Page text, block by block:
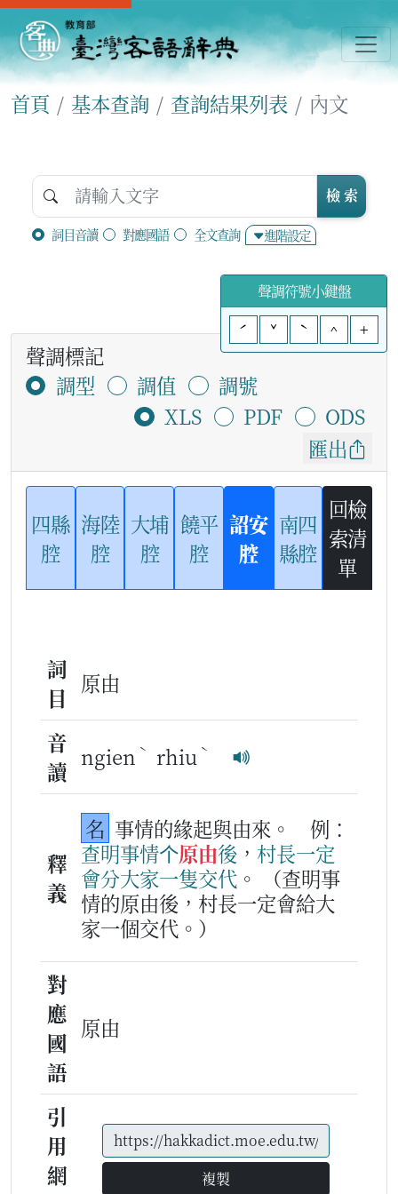
首頁 基本查詢 查詢結果列表 內文
詞目音讀 對應國語 全文查詢 進階設定
檢 索
聲調符號小鍵盤
ˊ
ˇ ˋ ^ +
聲調標記
調型
調值
調號
XLS
PDF
ODS
匯出
四縣
腔
海陸
腔
大埔
腔
饒平
腔
詔安
腔
南四
縣腔
回檢
索清
單
詞
目
原由
音
讀
ngien ˋ rhiu ˋ
釋
義
名 事情的緣起與由來。
例：
查明事情个原由後 ， 村長一定
會分大家一隻交代 。
（查明事
情的原由後，村長一定會給大
家一個交代。）
對
應
國
語
原由
引
用
網
複製